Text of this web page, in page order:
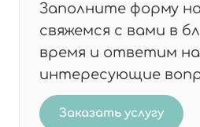
Заполните форму
свяжемся с вами в
время и ответим на
интересующие
Заказать услугу